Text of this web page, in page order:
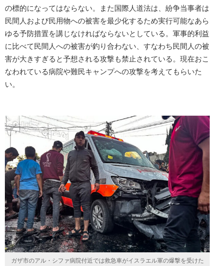
の標的になってはならない。また国際人道法は、紛争当事者は
民間人および民用物への被害を最少化するため実行可能なあら
ゆる予防措置を講じなければならないとしている。軍事的利益
に比べて民間人への被害が釣り合わない、すなわち民間人の被
害が大きすぎると予想される攻撃も禁止されている。現在おこ
なわれている病院や難民キャンプへの攻撃を考えてもらいた
い。
ガザ市のアル・シファ病院付近では救急車がイスラエル軍の爆撃を受けた